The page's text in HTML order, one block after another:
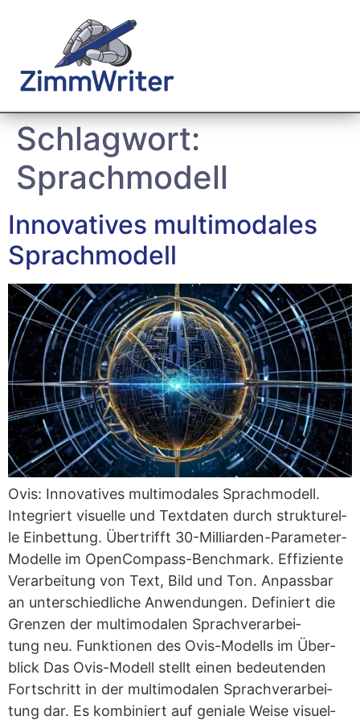
Schlagwort:
Sprachmodell
Innovatives multimodales
Sprachmodell
Ovis: Inno­va­ti­ves mul­ti­mo­da­les Sprach­mo­dell.
Inte­griert visu­el­le und Text­da­ten durch struk­tu­rel­
le Ein­bet­tung. Über­trifft 30-Mil­­li­ar­­den-Para­­me­­ter-
Model­­le im Open­­Com­­pass-Ben­ch­­mark. Effi­zi­en­te
Ver­ar­bei­tung von Text, Bild und Ton. Anpass­bar
an unter­schied­li­che Anwen­dun­gen. Defi­niert die
Gren­zen der mul­ti­mo­da­len Sprach­ver­ar­bei­
tung neu. Funk­tio­nen des Ovis-Modells im Über­
blick Das Ovis-Modell stellt einen bedeu­ten­den
Fort­schritt in der mul­ti­mo­da­len Sprach­ver­ar­bei­
tung dar. Es kom­bi­niert auf genia­le Wei­se visu­el­